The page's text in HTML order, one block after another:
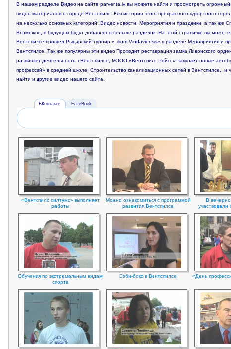
В нашем разделе Видео на сайте parventa.lv вы можете найти и просмотреть огромный
видео материалов о городе Вентспилс. Вся история этого прекрасного курортного
на несколько основных категорий: Видео новости, Мероприятия и праздники, а так же
Возможно, в будущем будут добавлено больше разделов. На этой страничке вы можете
Вентспилсе прошел Рыцарский турнир «Lilium Vindaviensis» в разделе Мероприятия и
Вентспилсе. Так же популярны эти видео Проходит реставрация замка Ливонского
развивает деятельность в Вентспилсе, МООО «Вентспилс Рейсс» закупает новые
профессий» в средней школе, Строительство канализационных сетей в Вентспилсе, и
найти и другие видео нашего сайта.
ВКонтакте FaceBook
«Вентспилс силтумс» выполняет
работы
Можно ознакомиться с программой
развития Вентспилса
В
участвовали
Обучения по экстремальным видам
спорта
Бэби-бокс в Вентспилсе «День